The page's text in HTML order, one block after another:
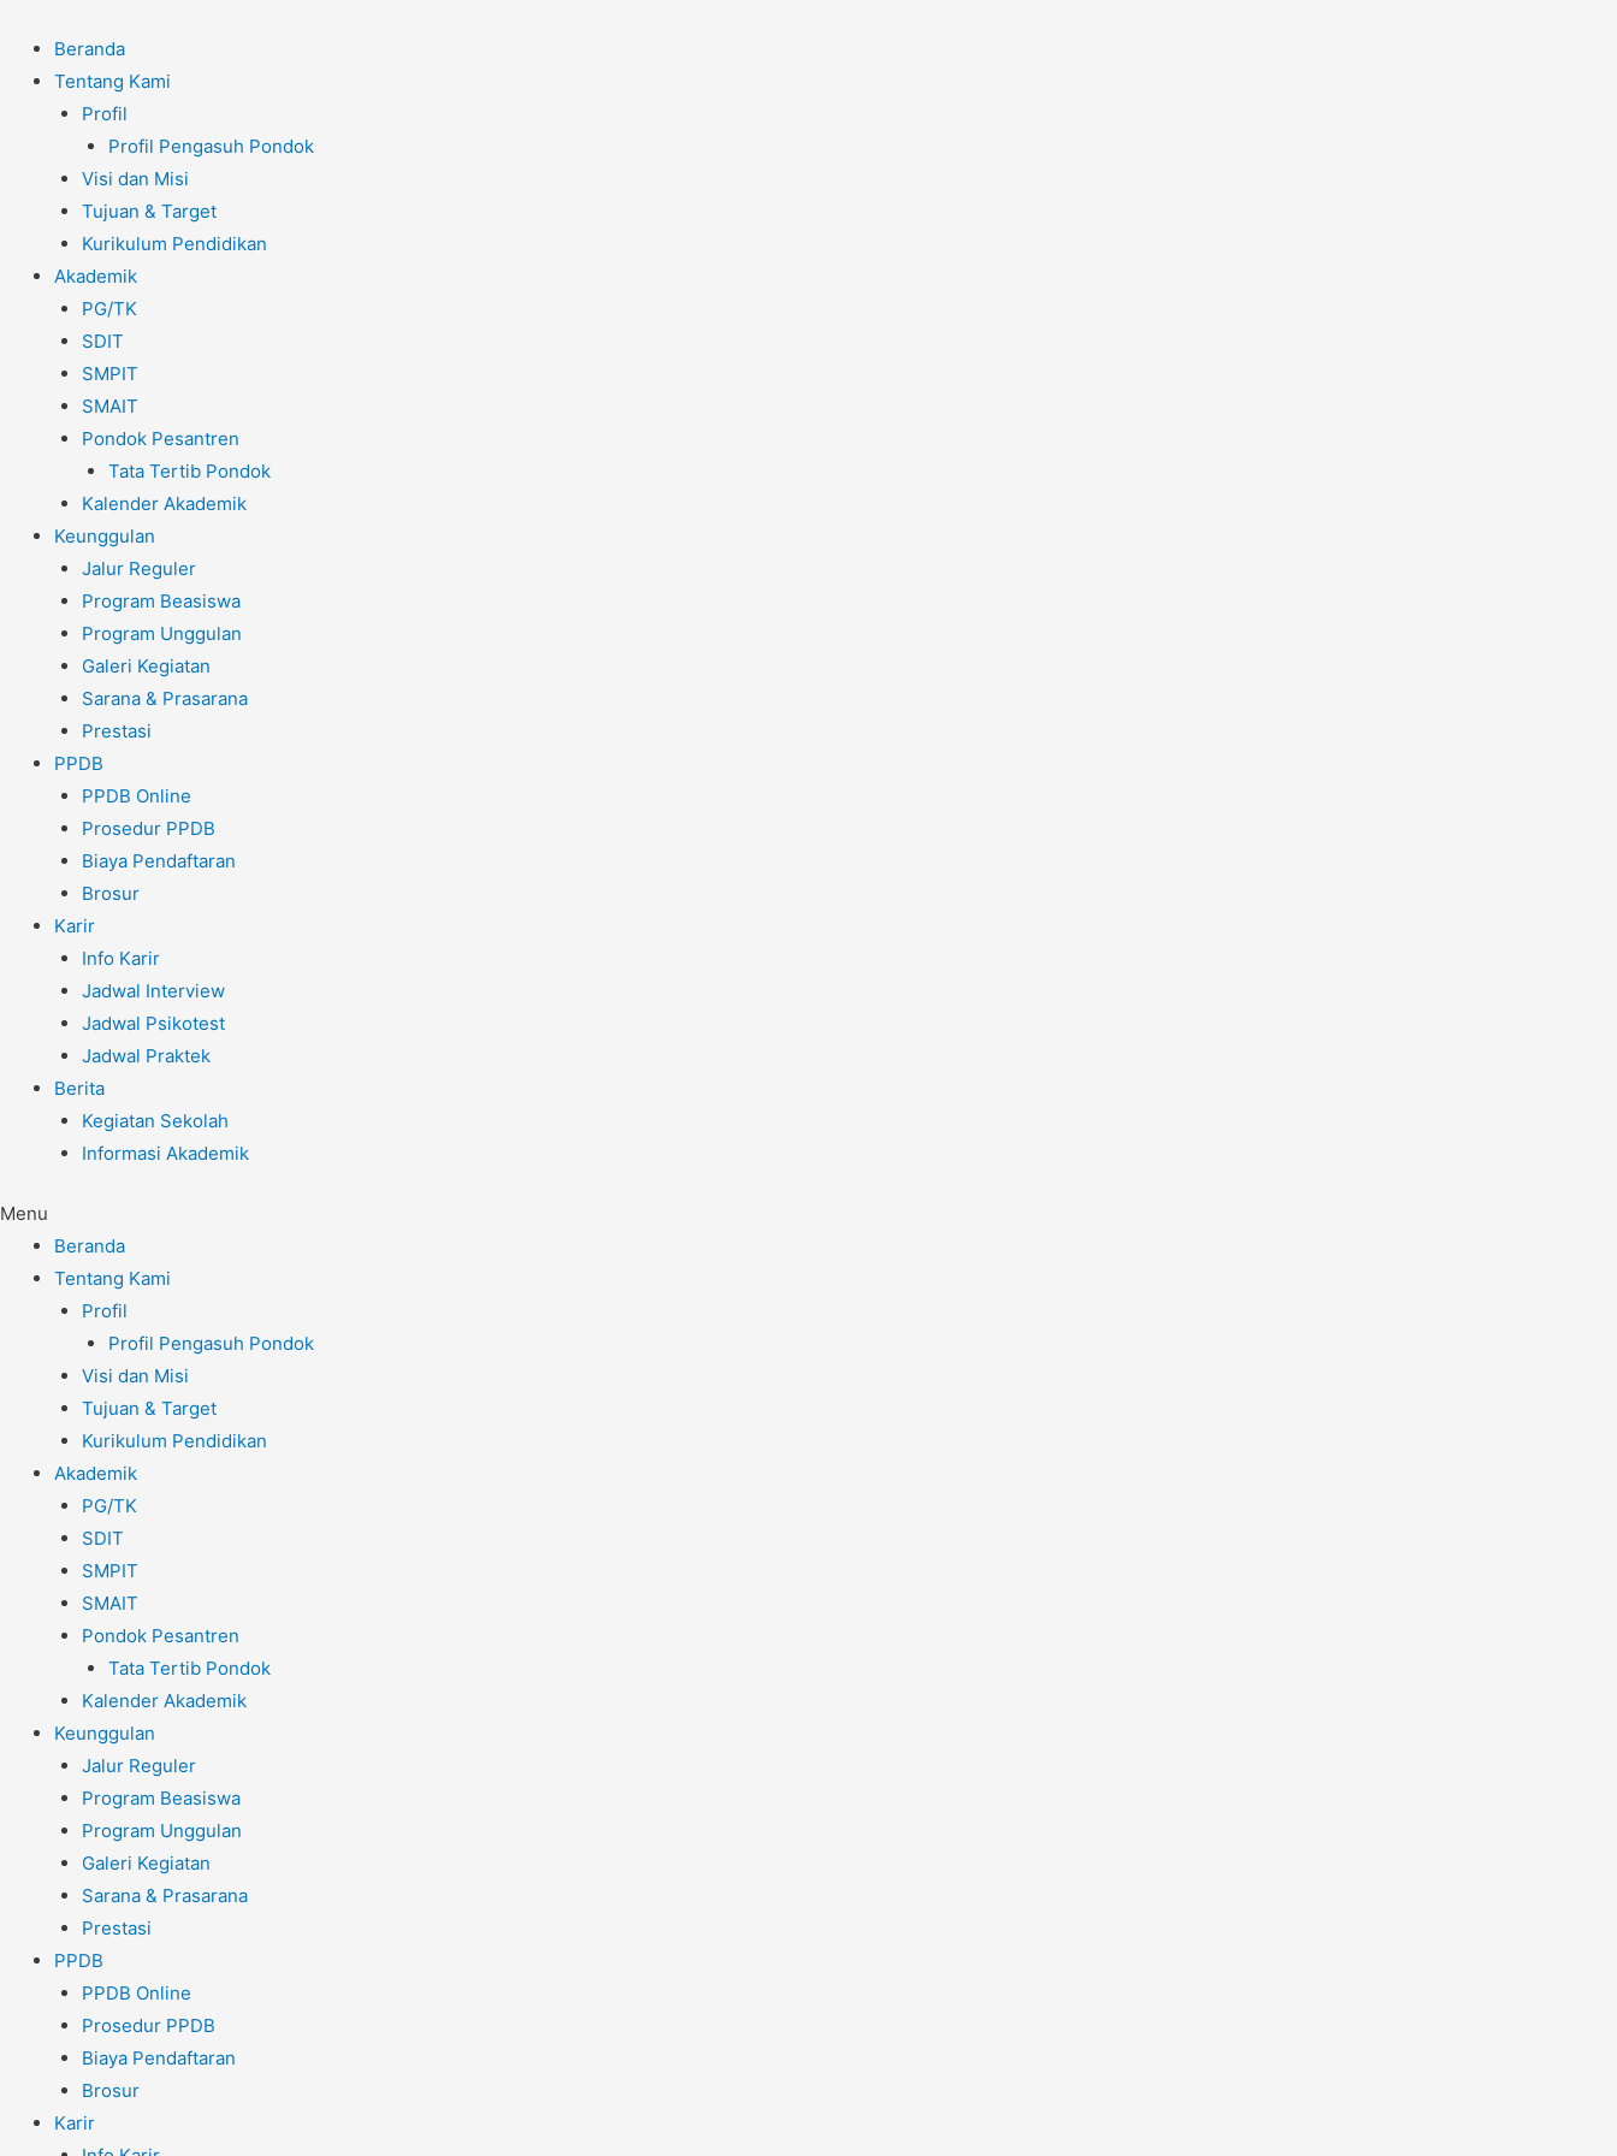
Beranda
Tentang Kami
Profil
Profil Pengasuh Pondok
Visi dan Misi
Tujuan & Target
Kurikulum Pendidikan
Akademik
PG/TK
SDIT
SMPIT
SMAIT
Pondok Pesantren
Tata Tertib Pondok
Kalender Akademik
Keunggulan
Jalur Reguler
Program Beasiswa
Program Unggulan
Galeri Kegiatan
Sarana & Prasarana
Prestasi
PPDB
PPDB Online
Prosedur PPDB
Biaya Pendaftaran
Brosur
Karir
Info Karir
Jadwal Interview
Jadwal Psikotest
Jadwal Praktek
Berita
Kegiatan Sekolah
Informasi Akademik
Menu
Beranda
Tentang Kami
Profil
Profil Pengasuh Pondok
Visi dan Misi
Tujuan & Target
Kurikulum Pendidikan
Akademik
PG/TK
SDIT
SMPIT
SMAIT
Pondok Pesantren
Tata Tertib Pondok
Kalender Akademik
Keunggulan
Jalur Reguler
Program Beasiswa
Program Unggulan
Galeri Kegiatan
Sarana & Prasarana
Prestasi
PPDB
PPDB Online
Prosedur PPDB
Biaya Pendaftaran
Brosur
Karir